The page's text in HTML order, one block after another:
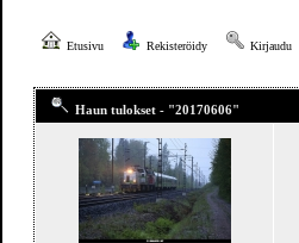
Etusivu Rekisteröidy Kirjaudu
Haun tulokset - "20170606"